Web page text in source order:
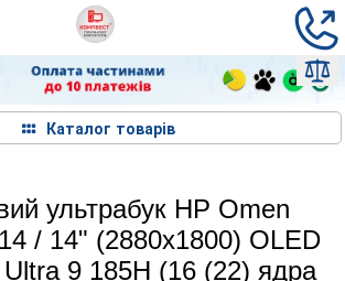
Каталог товарів
ультрабук HP Omen
/ 14" (2880x1800) OLED
9 185H (16 (22) ядра